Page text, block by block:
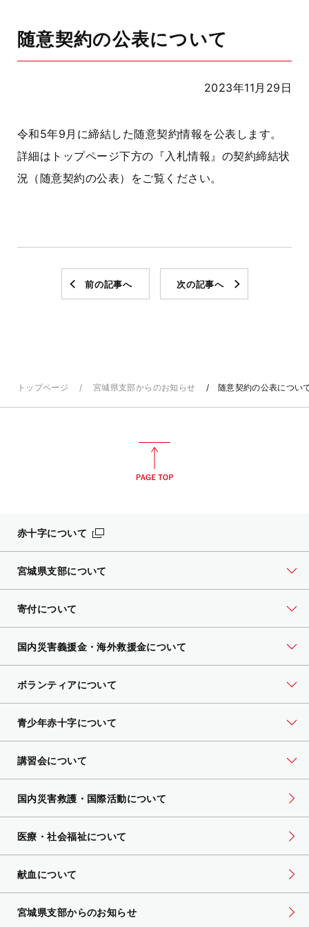
随意契約の公表について
2023年11月29日
令和5年9月に締結した随意契約情報を公表します。
詳細はトップページ下方の『入札情報』の契約締結状
況（随意契約の公表）をご覧ください。
前の記事へ 次の記事へ
トップページ 宮城県支部からのお知らせ 随意契約の公表につい
赤十字について
宮城県支部について
寄付について
国内災害義援金・海外救援金について
ボランティアについて
青少年赤十字について
講習会について
国内災害救護・国際活動について
医療・社会福祉について
献血について
宮城県支部からのお知らせ